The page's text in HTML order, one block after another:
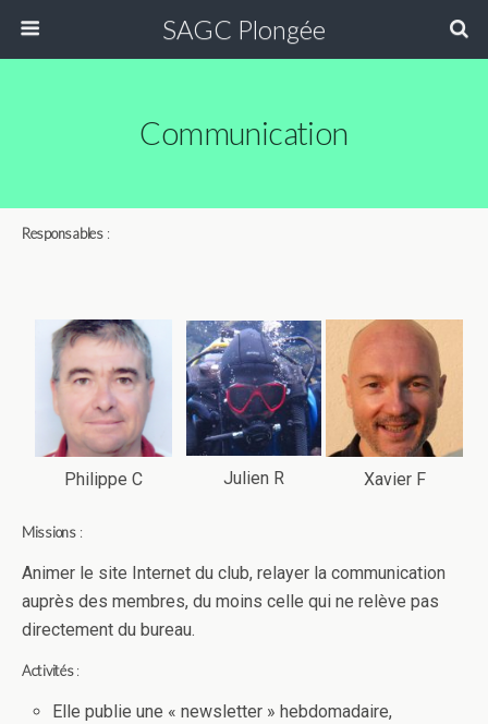
SAGC Plongée
Communication
Responsables:
Philippe C Julien R Xavier F
Missions:
Animer le site Internet du club, relayer la communication
auprès des membres, du moins celle qui ne relève pas
directement du bureau.
Activités:
Elle publie une « newsletter » hebdomadaire,